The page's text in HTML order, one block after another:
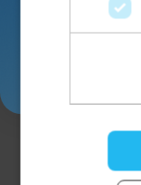
met
Ook de
100%
geleverd